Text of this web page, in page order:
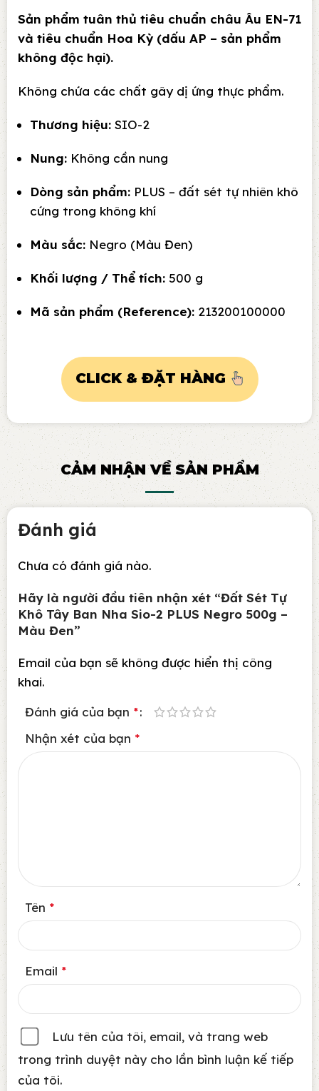
Sản phẩm tuân thủ tiêu chuẩn châu Âu EN-71
và tiêu chuẩn Hoa Kỳ (dấu AP – sản phẩm
không độc hại).
Không chứa các chất gây dị ứng thực phẩm.
Thương hiệu: SIO-2
Nung: Không cần nung
Dòng sản phẩm: PLUS – đất sét tự nhiên khô
cứng trong không khí
Màu sắc: Negro (Màu Đen)
Khối lượng / Thể tích: 500 g
Mã sản phẩm (Reference): 213200100000
CLICK & ĐẶT HÀNG
CẢM NHẬN VỀ SẢN PHẨM
Đánh giá
Chưa có đánh giá nào.
Hãy là người đầu tiên nhận xét “Đất Sét Tự
Khô Tây Ban Nha Sio-2 PLUS Negro 500g –
Màu Đen”
Email của bạn sẽ không được hiển thị công
khai.
Đánh giá của bạn *
Nhận xét của bạn *
Tên *
Email *
Lưu tên của tôi, email, và trang web
trong trình duyệt này cho lần bình luận kế tiếp
của tôi.